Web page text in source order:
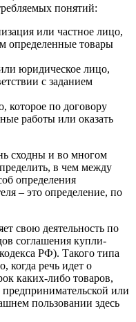
понятий:
или частное лицо,
определенные товары
юридическое лицо,
с заданием
которое по договору
работы или оказать
сходны и во многом
в чем между
определения
– это определение, по
свою деятельность по
соглашения купли-
РФ). Такого типа
когда речь идет о
каких-либо товаров,
или
пользовании здесь